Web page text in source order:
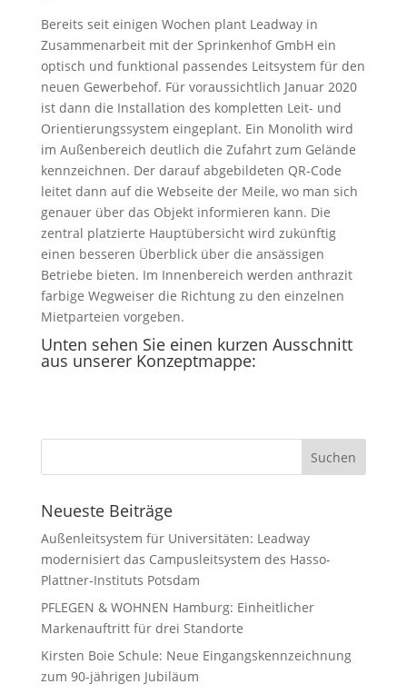
Bereits seit einigen Wochen plant Leadway in
Zusammenarbeit mit der Sprinkenhof GmbH ein
optisch und funktional passendes Leitsystem für den
neuen Gewerbehof. Für voraussichtlich Januar 2020
ist dann die Installation des kompletten Leit- und
Orientierungssystem eingeplant. Ein Monolith wird
im Außenbereich deutlich die Zufahrt zum Gelände
kennzeichnen. Der darauf abgebildeten QR-Code
leitet dann auf die Webseite der Meile, wo man sich
genauer über das Objekt informieren kann. Die
zentral platzierte Hauptübersicht wird zukünftig
einen besseren Überblick über die ansässigen
Betriebe bieten. Im Innenbereich werden anthrazit
farbige Wegweiser die Richtung zu den einzelnen
Mietparteien vorgeben.
Unten sehen Sie einen kurzen Ausschnitt
aus unserer Konzeptmappe:
Neueste Beiträge
Außenleitsystem für Universitäten: Leadway
modernisiert das Campusleitsystem des Hasso-
Plattner-Instituts Potsdam
PFLEGEN & WOHNEN Hamburg: Einheitlicher
Markenauftritt für drei Standorte
Kirsten Boie Schule: Neue Eingangskennzeichnung
zum 90-jährigen Jubiläum